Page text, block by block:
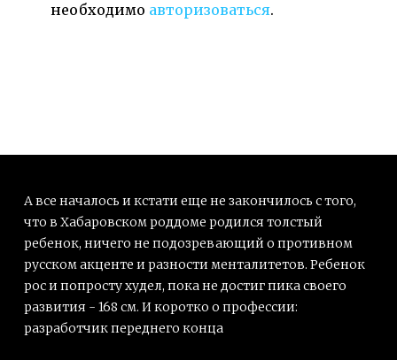
необходимо авторизоваться.
А все началось и кстати еще не закончилось с того,
что в Хабаровском роддоме родился толстый
ребенок, ничего не подозревающий о противном
русском акценте и разности менталитетов. Ребенок
рос и попросту худел, пока не достиг пика своего
развития - 168 см. И коротко о профессии:
разработчик переднего конца